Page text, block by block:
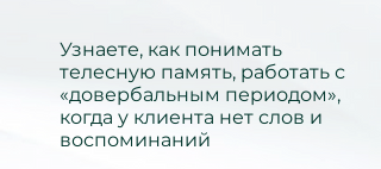
Узнаете, как понимать
телесную память, работать с
«довербальным периодом»,
когда у клиента нет слов и
воспоминаний